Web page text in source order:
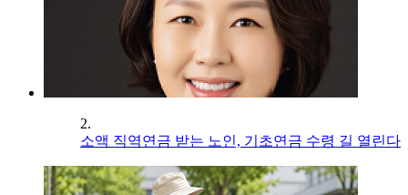
2.
소액 직역연금 받는 노인, 기초연금 수령 길 열린다